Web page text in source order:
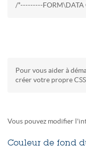
/*---------
Pour vous aider à
créer votre propre
Vous pouvez modifier
Couleur de fond